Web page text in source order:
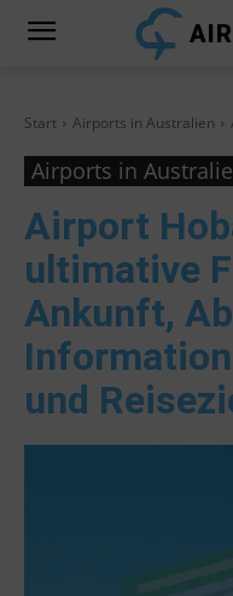
Start Airports in Australien
Airports in
Airport
ultimative
Ankunft,
und